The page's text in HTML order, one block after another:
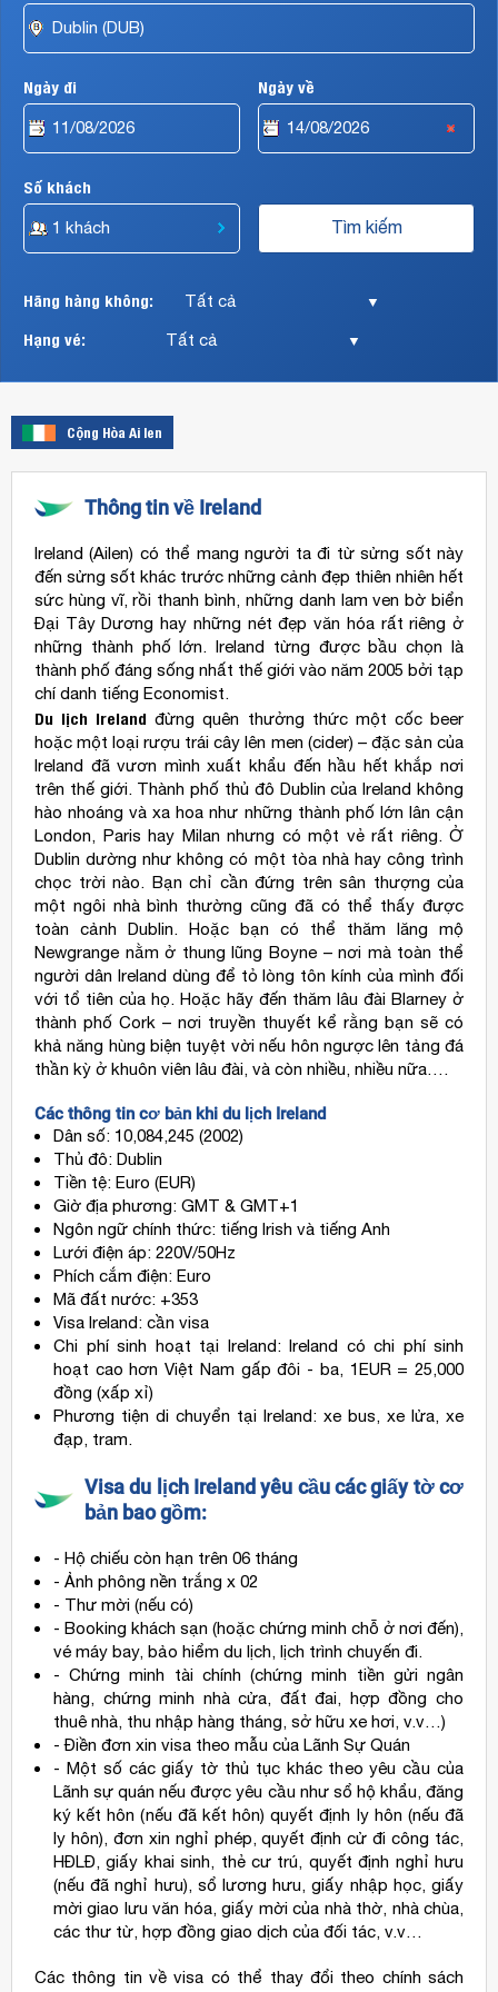
Emirates
Airlines,
France,
China
Southern
Airlines,
Airlines,
Vietnam
Airlines,
Cathay
Ngày đi Ngày về
Số khách
Hãng hàng không: ▼
Hạng vé: ▼
Cộng Hòa Ai len
Thông tin về Ireland
Ireland (Ailen) có thể mang người ta đi từ sửng sốt này
đến sửng sốt khác trước những cảnh đẹp thiên nhiên hết
sức hùng vĩ, rồi thanh bình, những danh lam ven bờ biển
Đại Tây Dương hay những nét đẹp văn hóa rất riêng ở
những thành phố lớn. Ireland từng được bầu chọn là
thành phố đáng sống nhất thế giới vào năm 2005 bởi tạp
chí danh tiếng Economist.
Du lịch Ireland đừng quên thưởng thức một cốc beer
hoặc một loại rượu trái cây lên men (cider) – đặc sản của
Ireland đã vươn mình xuất khẩu đến hầu hết khắp nơi
trên thế giới. Thành phố thủ đô Dublin của Ireland không
hào nhoáng và xa hoa như những thành phố lớn lân cận
London, Paris hay Milan nhưng có một vẻ rất riêng. Ở
Dublin dường như không có một tòa nhà hay công trình
chọc trời nào. Bạn chỉ cần đứng trên sân thượng của
một ngôi nhà bình thường cũng đã có thể thấy được
toàn cảnh Dublin. Hoặc bạn có thể thăm lăng mộ
Newgrange nằm ở thung lũng Boyne – nơi mà toàn thể
người dân Ireland dùng để tỏ lòng tôn kính của mình đối
với tổ tiên của họ. Hoặc hãy đến thăm lâu đài Blarney ở
thành phố Cork – nơi truyền thuyết kể rằng bạn sẽ có
khả năng hùng biện tuyệt vời nếu hôn ngược lên tảng đá
thần kỳ ở khuôn viên lâu đài, và còn nhiều, nhiều nữa….
Các thông tin cơ bản khi du lịch Ireland
Dân số: 10,084,245 (2002)
Thủ đô: Dublin
Tiền tệ: Euro (EUR)
Giờ địa phương: GMT & GMT+1
Ngôn ngữ chính thức: tiếng Irish và tiếng Anh
Lưới điện áp: 220V/50Hz
Phích cắm điện: Euro
Mã đất nước: +353
Visa Ireland: cần visa
Chi phí sinh hoạt tại Ireland: Ireland có chi phí sinh
hoạt cao hơn Việt Nam gấp đôi - ba, 1EUR = 25,000
đồng (xấp xỉ)
Phương tiện di chuyển tại Ireland: xe bus, xe lửa, xe
đạp, tram.
Visa du lịch Ireland yêu cầu các giấy tờ cơ
bản bao gồm:
- Hộ chiếu còn hạn trên 06 tháng
- Ảnh phông nền trắng x 02
- Thư mời (nếu có)
- Booking khách sạn (hoặc chứng minh chỗ ở nơi đến),
vé máy bay, bảo hiểm du lịch, lịch trình chuyến đi.
- Chứng minh tài chính (chứng minh tiền gửi ngân
hàng, chứng minh nhà cửa, đất đai, hợp đồng cho
thuê nhà, thu nhập hàng tháng, sở hữu xe hơi, v.v…)
- Điền đơn xin visa theo mẫu của Lãnh Sự Quán
- Một số các giấy tờ thủ tục khác theo yêu cầu của
Lãnh sự quán nếu được yêu cầu như sổ hộ khẩu, đăng
ký kết hôn (nếu đã kết hôn) quyết định ly hôn (nếu đã
ly hôn), đơn xin nghỉ phép, quyết định cử đi công tác,
HĐLĐ, giấy khai sinh, thẻ cư trú, quyết định nghỉ hưu
(nếu đã nghỉ hưu), sổ lương hưu, giấy nhập học, giấy
mời giao lưu văn hóa, giấy mời của nhà thờ, nhà chùa,
các thư từ, hợp đồng giao dịch của đối tác, v.v…
Các thông tin về visa có thể thay đổi theo chính sách